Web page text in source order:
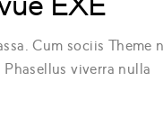
Cum sociis Theme
viverra nulla